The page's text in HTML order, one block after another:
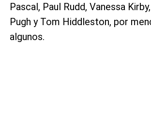
Pascal, Paul Rudd, Vanessa
Pugh y Tom Hiddleston, por
algunos.